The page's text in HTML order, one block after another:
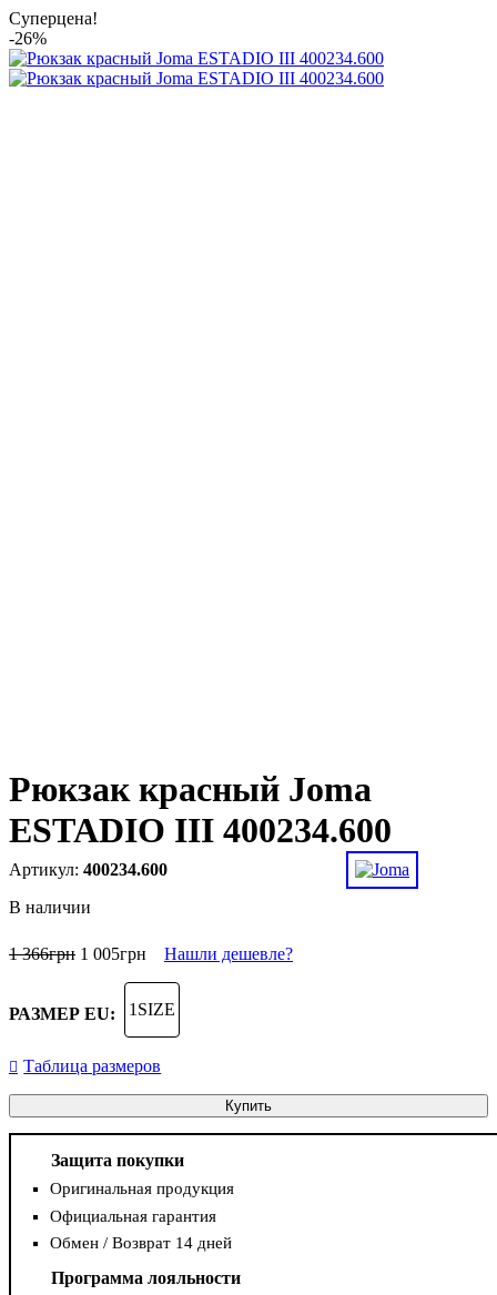
Суперцена!
-26%
Рюкзак красный Joma
ESTADIO III 400234.600
400234.600
В наличии
1 366грн 1 005грн Нашли дешевле?
РАЗМЕР EU: 1SIZE
Таблица размеров
Купить
Защита покупки
Оригинальная продукция
Официальная гарантия
Обмен / Возврат 14 дней
Программа лояльности